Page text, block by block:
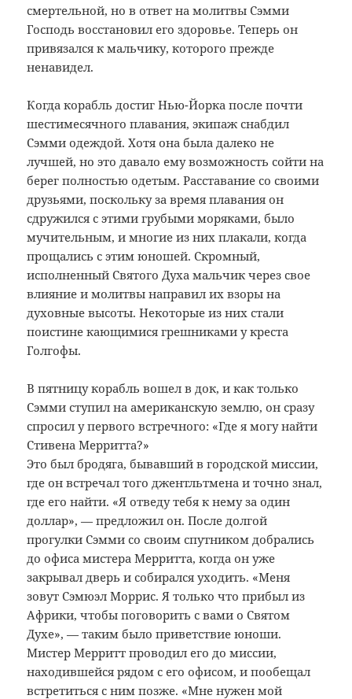
смертельной, но в ответ на молитвы Сэмми
Господь восстановил его здоровье. Теперь он
привязался к мальчику, которого прежде
ненавидел.
Когда корабль достиг Нью-Йорка после почти
шестимесячного плавания, экипаж снабдил
Сэмми одеждой. Хотя она была далеко не
лучшей, но это давало ему возможность сойти на
берег полностью одетым. Расставание со своими
друзьями, поскольку за время плавания он
сдружился с этими грубыми моряками, было
мучительным, и многие из них плакали, когда
прощались с этим юношей. Скромный,
исполненный Святого Духа мальчик через свое
влияние и молитвы направил их взоры на
духовные высоты. Некоторые из них стали
поистине кающимися грешниками у креста
Голгофы.
В пятницу корабль вошел в док, и как только
Сэмми ступил на американскую землю, он сразу
спросил у первого встречного: «Где я могу найти
Стивена Мерритта?»
Это был бродяга, бывавший в городской миссии,
где он встречал того джентльтмена и точно знал,
где его найти. «Я отведу тебя к нему за один
доллар», — предложил он. После долгой
прогулки Сэмми со своим спутником добрались
до офиса мистера Мерритта, когда он уже
закрывал дверь и собирался уходить. «Меня
зовут Сэмюэл Моррис. Я только что прибыл из
Африки, чтобы поговорить с вами о Святом
Духе», — таким было приветствие юноши.
Мистер Мерритт проводил его до миссии,
находившейся рядом с его офисом, и пообещал
встретиться с ним позже. «Мне нужен мой